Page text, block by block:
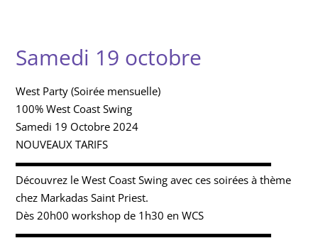
Samedi 19 octobre
West Party (Soirée mensuelle)
100% West Coast Swing
Samedi 19 Octobre 2024
NOUVEAUX TARIFS
▬▬▬▬▬▬▬▬▬▬▬▬▬▬▬▬▬▬▬▬▬▬▬▬
Découvrez le West Coast Swing avec ces soirées à thème
chez Markadas Saint Priest.
Dès 20h00 workshop de 1h30 en WCS
▬▬▬▬▬▬▬▬▬▬▬▬▬▬▬▬▬▬▬▬▬▬▬▬